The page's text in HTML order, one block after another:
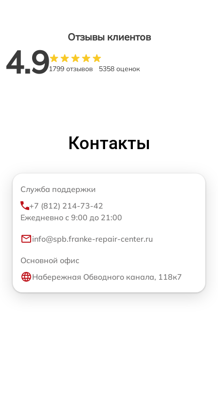
Отзывы клиентов
4.91799 отзывов 5358 оценок
Контакты
Служба поддержки
+7 (812) 214-73-42
Ежедневно с 9:00 до 21:00
info@spb.franke-repair-center.ru
Основной офис
Набережная Обводного канала, 118к7